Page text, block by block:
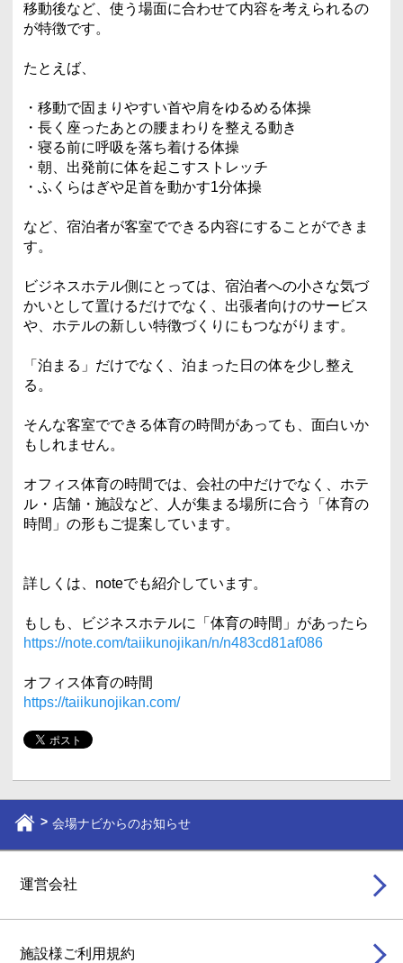
移動後など、使う場面に合わせて内容を考えられるの
が特徴です。
たとえば、
・移動で固まりやすい首や肩をゆるめる体操
・長く座ったあとの腰まわりを整える動き
・寝る前に呼吸を落ち着ける体操
・朝、出発前に体を起こすストレッチ
・ふくらはぎや足首を動かす1分体操
など、宿泊者が客室でできる内容にすることができま
す。
ビジネスホテル側にとっては、宿泊者への小さな気づ
かいとして置けるだけでなく、出張者向けのサービス
や、ホテルの新しい特徴づくりにもつながります。
「泊まる」だけでなく、泊まった日の体を少し整え
る。
そんな客室でできる体育の時間があっても、面白いか
もしれません。
オフィス体育の時間では、会社の中だけでなく、ホテ
ル・店舗・施設など、人が集まる場所に合う「体育の
時間」の形もご提案しています。
詳しくは、noteでも紹介しています。
もしも、ビジネスホテルに「体育の時間」があったら
https://note.com/taiikunojikan/n/n483cd81af086
オフィス体育の時間
https://taiikunojikan.com/
会場ナビからのお知らせ
運営会社
施設様ご利用規約